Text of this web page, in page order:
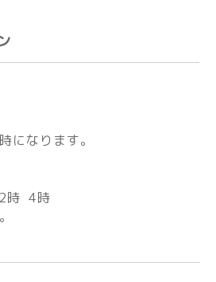
になります。
時 4時